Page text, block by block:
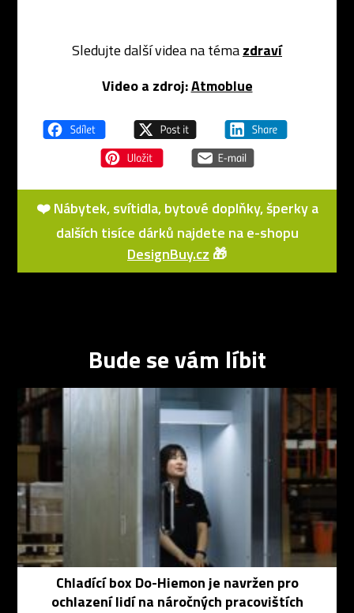
Sledujte další videa na témazdraví
Video a zdroj:Atmoblue
❤️ Nábytek, svítidla, bytové doplňky, šperky a
dalších tisíce dárků najdete na e-shopu
DesignBuy.cz 🎁
Bude se vám líbit
Chladící box Do-Hiemon je navržen pro
ochlazení lidí na náročných pracovištích